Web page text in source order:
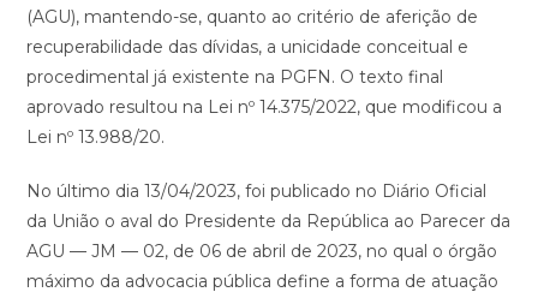
(AGU), mantendo-se, quanto ao critério de aferição de
recuperabilidade das dívidas, a unicidade conceitual e
procedimental já existente na PGFN. O texto final
aprovado resultou na Lei nº 14.375/2022, que modificou a
Lei nº 13.988/20.
No último dia 13/04/2023, foi publicado no Diário Oficial
da União o aval do Presidente da República ao Parecer da
AGU — JM — 02, de 06 de abril de 2023, no qual o órgão
máximo da advocacia pública define a forma de atuação